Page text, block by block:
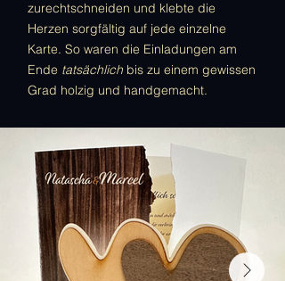
zurechtschneiden und klebte die
Herzen sorgfältig auf jede einzelne
Karte. So waren die Einladungen am
Ende tatsächlich bis zu einem gewissen
Grad holzig und handgemacht.